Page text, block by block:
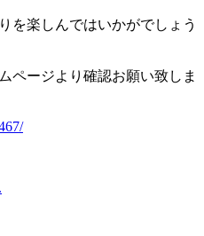
を楽しんではいかがでしょう
ページより確認お願い致しま